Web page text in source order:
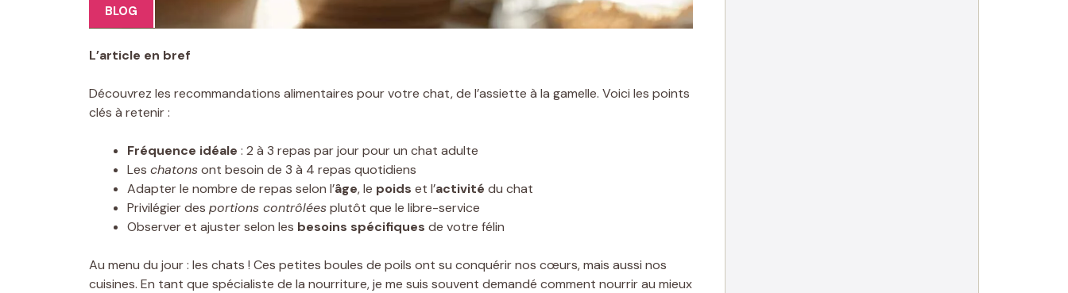
BLOG
L’article en bref
Découvrez les recommandations alimentaires pour votre chat, de l’assiette à la gamelle. Voici les points
clés à retenir :
Fréquence idéale : 2 à 3 repas par jour pour un chat adulte
Les chatonsont besoin de 3 à 4 repas quotidiens
Adapter le nombre de repas selon l’âge, le poids et l’activité du chat
Privilégier des portions contrôléesplutôt que le libre-service
Observer et ajuster selon les besoins spécifiques de votre félin
Au menu du jour : les chats ! Ces petites boules de poils ont su conquérir nos cœurs, mais aussi nos
cuisines. En tant que spécialiste de la nourriture, je me suis souvent demandé comment nourrir au mieux